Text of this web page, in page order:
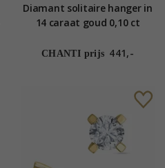
Diamant solitaire hanger in
14 caraat goud 0,10 ct
CHANTI prijs 441,-